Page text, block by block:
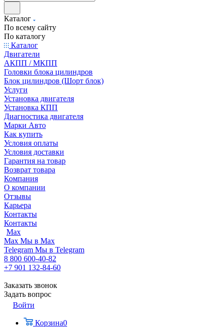
Каталог
По всему сайту
По каталогу
Каталог
Двигатели
АКПП / МКПП
Головки блока цилиндров
Блок цилиндров (Шорт блок)
Услуги
Установка двигателя
Установка КПП
Диагностика двигателя
Марки Авто
Как купить
Условия оплаты
Условия доставки
Гарантия на товар
Возврат товара
Компания
О компании
Отзывы
Карьера
Контакты
Контакты
Max
Max Мы в Max
Telegram Мы в Telegram
8 800 600-40-82
+7 901 132-84-60
Заказать звонок
Задать вопрос
Войти
Корзина0